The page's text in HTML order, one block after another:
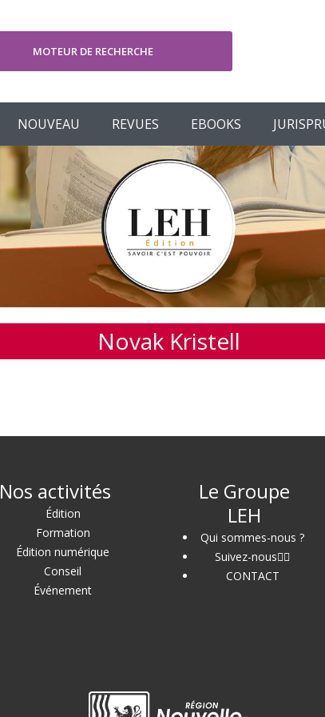
MOTEUR DE RECHERCHE
NOUVEAU REVUES EBOOKS
Novak Kristell
Nos activités
Édition
Formation
Édition numérique
Conseil
Événement
Le Groupe
LEH
Qui sommes-nous ?
Suivez-nous
CONTACT